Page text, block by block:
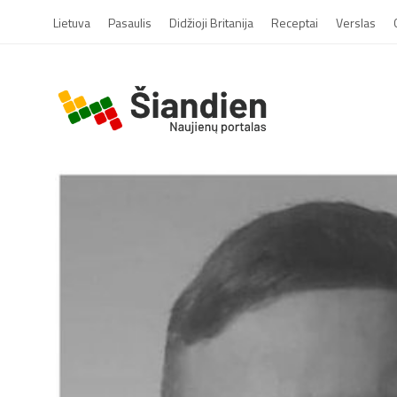
Lietuva Pasaulis Didžioji Britanija Receptai Verslas
S